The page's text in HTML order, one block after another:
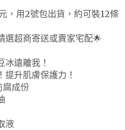
，用2號包出貨，約可裝12條
選超商寄送或賣家宅配🌟
冰遠離我！
提升肌膚保護力！
成份
液